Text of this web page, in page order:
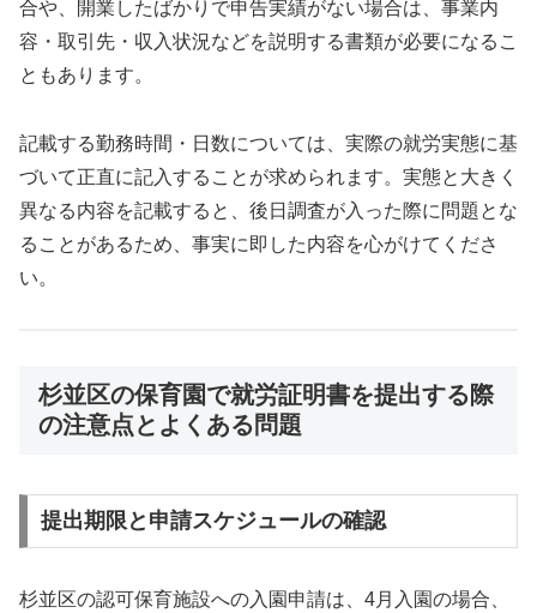
合や、開業したばかりで申告実績がない場合は、事業内
容・取引先・収入状況などを説明する書類が必要になるこ
ともあります。
記載する勤務時間・日数については、実際の就労実態に基
づいて正直に記入することが求められます。実態と大きく
異なる内容を記載すると、後日調査が入った際に問題とな
ることがあるため、事実に即した内容を心がけてくださ
い。
杉並区の保育園で就労証明書を提出する際
の注意点とよくある問題
提出期限と申請スケジュールの確認
杉並区の認可保育施設への入園申請は、4月入園の場合、